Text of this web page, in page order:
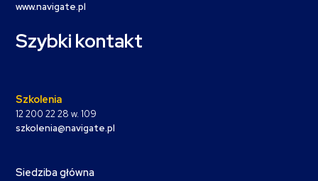
www.navigate.pl
Szybki kontakt
Szkolenia
12 200 22 28 w. 109
szkolenia@navigate.pl
Siedziba główna